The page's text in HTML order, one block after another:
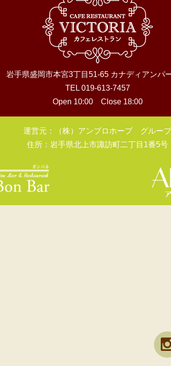
岩手県盛岡市本宮3丁目51-65 カナディアンパ
TEL 019-613-7457
Open 10:00 Close 18:00
運営元：（株）アンブロホープ グループ
住所：岩手県北上市諏訪町二丁目1番5号